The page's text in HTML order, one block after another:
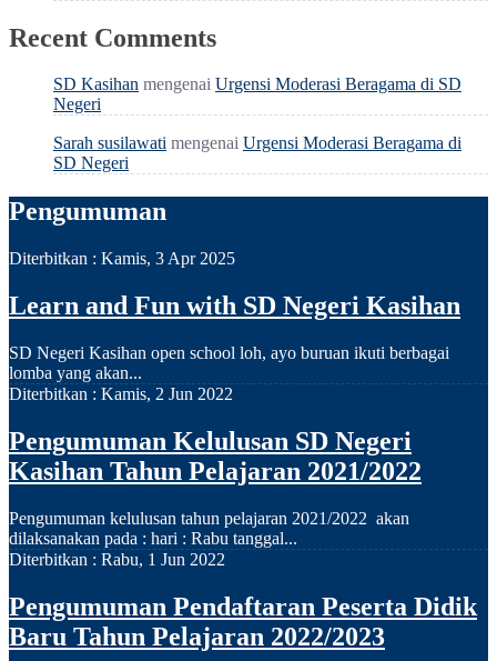
Recent Comments
SD Kasihan mengenai Urgensi Moderasi Beragama di SD
Negeri
Sarah susilawati mengenai Urgensi Moderasi Beragama di
SD Negeri
Pengumuman
Diterbitkan : Kamis, 3 Apr 2025
Learn and Fun with SD Negeri Kasihan
SD Negeri Kasihan open school loh, ayo buruan ikuti berbagai
lomba yang akan...
Diterbitkan : Kamis, 2 Jun 2022
Pengumuman Kelulusan SD Negeri
Kasihan Tahun Pelajaran 2021/2022
Pengumuman kelulusan tahun pelajaran 2021/2022 akan
dilaksanakan pada : hari : Rabu tanggal...
Diterbitkan : Rabu, 1 Jun 2022
Pengumuman Pendaftaran Peserta Didik
Baru Tahun Pelajaran 2022/2023